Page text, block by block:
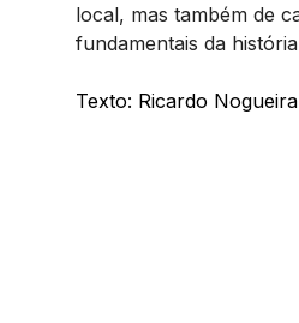
local, mas também de
fundamentais da
Texto: Ricardo Nogueira